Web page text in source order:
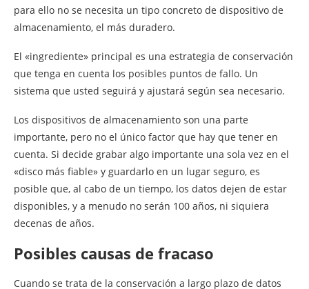
para ello no se necesita un tipo concreto de dispositivo de
almacenamiento, el más duradero.
El «ingrediente» principal es una estrategia de conservación
que tenga en cuenta los posibles puntos de fallo. Un
sistema que usted seguirá y ajustará según sea necesario.
Los dispositivos de almacenamiento son una parte
importante, pero no el único factor que hay que tener en
cuenta. Si decide grabar algo importante una sola vez en el
«disco más fiable» y guardarlo en un lugar seguro, es
posible que, al cabo de un tiempo, los datos dejen de estar
disponibles, y a menudo no serán 100 años, ni siquiera
decenas de años.
Posibles causas de fracaso
Cuando se trata de la conservación a largo plazo de datos